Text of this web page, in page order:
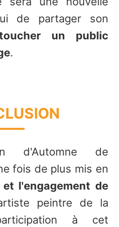
de partager son
un public
.
d'Automne de
fois de plus mis en
l'engagement de
peintre de la
à cet